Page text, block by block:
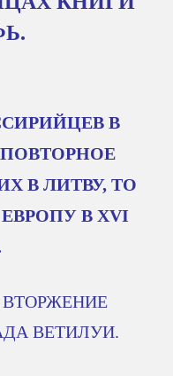
В
В ЛИТВУ, ТО
В XVI
ВТОРЖЕНИЕ
ВЕТИЛУИ.